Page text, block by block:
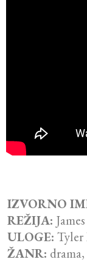
IZVORNO
REŽIJA:
ULOGE: Tyler
ŽANR: